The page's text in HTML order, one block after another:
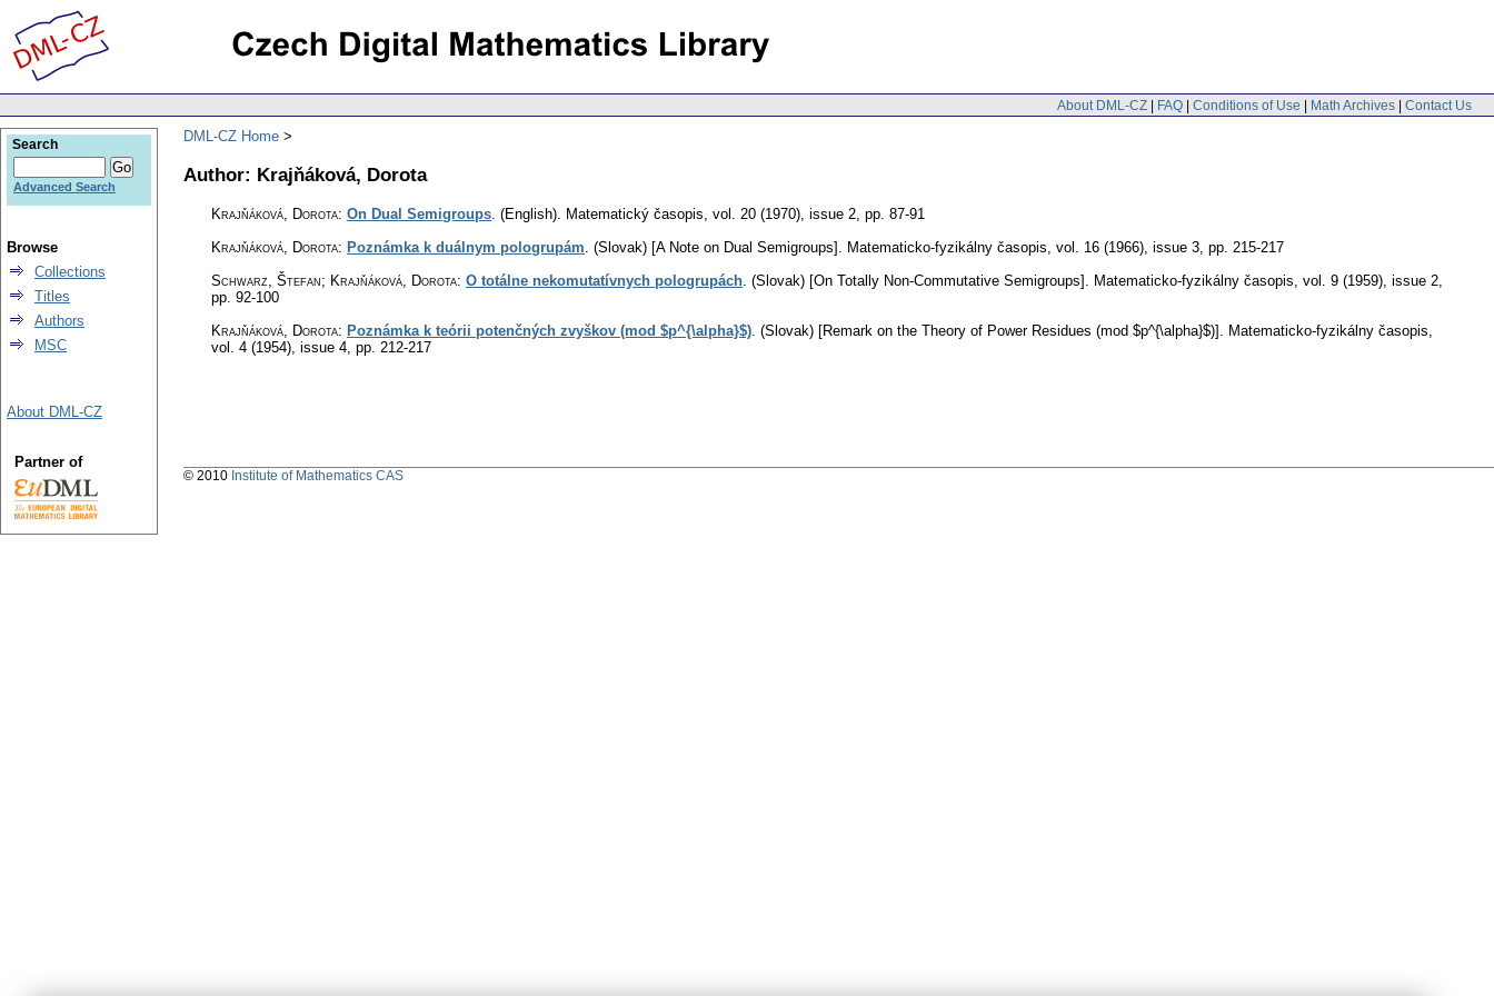
About DML-CZ | FAQ | Conditions of Use | Math Archives | Contact Us
DML-CZ Home
Author: Krajňáková, Dorota
Krajňáková, Dorota: On Dual Semigroups. (English). Matematický časopis, vol. 20 (1970), issue 2, pp. 87-91
Krajňáková, Dorota: Poznámka k duálnym pologrupám. (Slovak) [A Note on Dual Semigroups]. Matematicko-fyzikálny časopis, vol. 16 (1966), issue 3, pp. 215-217
Schwarz, Štefan; Krajňáková, Dorota: O totálne nekomutatívnych pologrupách. (Slovak) [On Totally Non-Commutative Semigroups]. Matematicko-fyzikálny časopis, vol. 9 (1959), issue 2,
pp. 92-100
Krajňáková, Dorota: Poznámka k teórii potenčných zvyškov (mod $p^{\alpha}$). (Slovak) [Remark on the Theory of Power Residues (mod $p^{\alpha}$)]. Matematicko-fyzikálny časopis,
vol. 4 (1954), issue 4, pp. 212-217
Search
Advanced Search
Browse
Collections
Titles
Authors
MSC
About DML-CZ
Partner of
© 2010 Institute of Mathematics CAS